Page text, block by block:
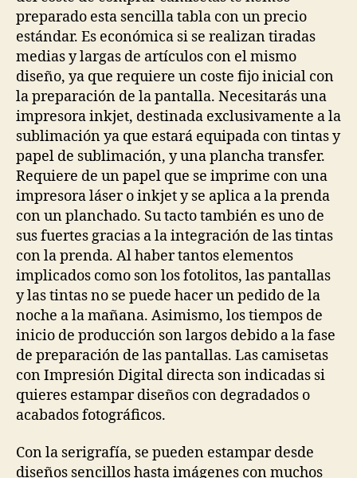
preparado esta sencilla tabla con un precio
estándar. Es económica si se realizan tiradas
medias y largas de artículos con el mismo
diseño, ya que requiere un coste fijo inicial con
la preparación de la pantalla. Necesitarás una
impresora inkjet, destinada exclusivamente a la
sublimación ya que estará equipada con tintas y
papel de sublimación, y una plancha transfer.
Requiere de un papel que se imprime con una
impresora láser o inkjet y se aplica a la prenda
con un planchado. Su tacto también es uno de
sus fuertes gracias a la integración de las tintas
con la prenda. Al haber tantos elementos
implicados como son los fotolitos, las pantallas
y las tintas no se puede hacer un pedido de la
noche a la mañana. Asimismo, los tiempos de
inicio de producción son largos debido a la fase
de preparación de las pantallas. Las camisetas
con Impresión Digital directa son indicadas si
quieres estampar diseños con degradados o
acabados fotográficos.
Con la serigrafía, se pueden estampar desde
diseños sencillos hasta imágenes con muchos